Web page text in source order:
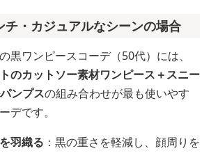
チ・カジュアルなシーンの場合
黒ワンピースコーデ（50代）には、
のカットソー素材ワンピース＋スニー
ンプスの組み合わせが最も使いやす
デです。
羽織る ：黒の重さを軽減し、顔周りを